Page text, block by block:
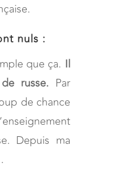
nuls :
que ça. Il
russe. Par
de chance
Depuis ma